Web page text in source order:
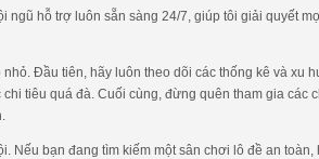
hỗ trợ luôn sẵn sàng 24/7, giúp tôi giải quyết
Đầu tiên, hãy luôn theo dõi các thống kê và xu
tiêu quá đà. Cuối cùng, đừng quên tham gia các
Nếu bạn đang tìm kiếm một sân chơi lô đề an